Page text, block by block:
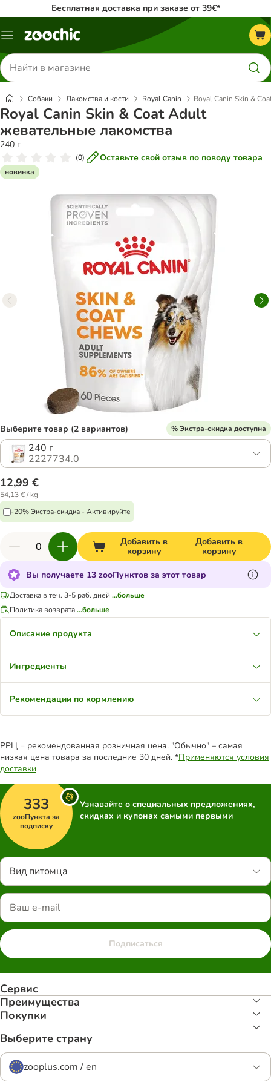
Бесплатная доставка при заказе от 39€*
Каталог
Поиск
товаров
Собаки Лакомства и кости Royal Canin Royal Canin Skin &
Royal Canin Skin & Coat Adult
жевательные лакомства
240 г
(0) Оставьте свой отзыв по поводу товара
новинка
Выберите товар (2 вариантов) % Экстра-скидка доступна
240 г
2227734.0
12,99 €
54,13 € / kg
-20% Экстра-скидка - Активируйте
Добавить в
корзину
Добавить в
корзину
Вы получаете 13 zooПунктов за этот товар
Доставка в теч. 3-5 раб. дней ...больше
Политика возврата...больше
Описание продукта
Ингредиенты
Рекомендации по кормлению
РРЦ = рекомендованная розничная цена. "Обычно" – самая
низкая цена товара за последние 30 дней. *Применяются условия
доставки
333
zooПункта за
подписку
Узнавайте о специальных предложениях,
скидках и купонах самыми первыми
Вид питомца
Подписаться
Сервис
Преимуществa
Покупки
Выберите страну
zooplus.com / en